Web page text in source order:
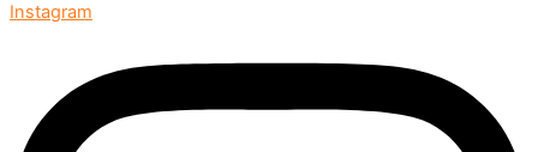
Instagram